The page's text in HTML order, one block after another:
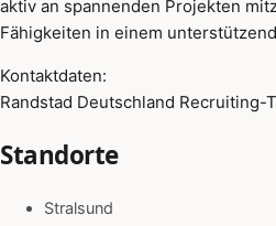
aktiv an spannenden Projekten
Fähigkeiten in einem
Kontaktdaten:
Randstad Deutschland Recruiting-
Standorte
Stralsund